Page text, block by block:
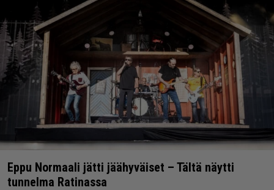
Eppu Normaali jätti jäähyväiset – Tältä näytti
tunnelma Ratinassa